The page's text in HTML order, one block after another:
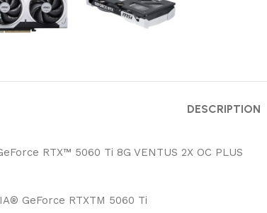
DESCRIPTION
RTX™ 5060 Ti 8G VENTUS 2X OC PLUS
GeForce RTXTM 5060 Ti